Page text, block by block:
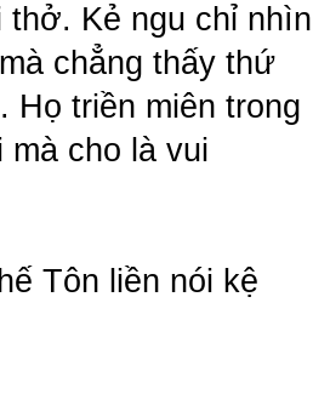
Kẻ ngu chỉ nhìn
chẳng thấy thứ
Họ triền miên trong
mà cho là vui
Tôn liền nói kệ